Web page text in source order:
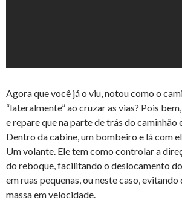
Agora que você já o viu, notou como o
“lateralmente” ao cruzar as vias? Pois
e repare que na parte de trás do caminhão
Dentro da cabine, um bombeiro e lá com
Um volante. Ele tem como controlar a
do reboque, facilitando o deslocamento
em ruas pequenas, ou neste caso,
massa em velocidade.